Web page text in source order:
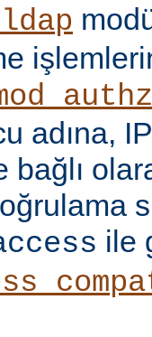
adına,
bağlı
ile